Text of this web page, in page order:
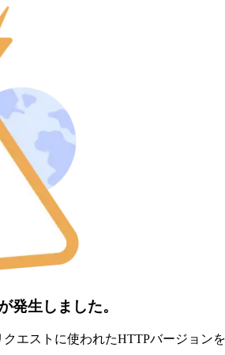
発生しました。
エストに使われたHTTPバージョン